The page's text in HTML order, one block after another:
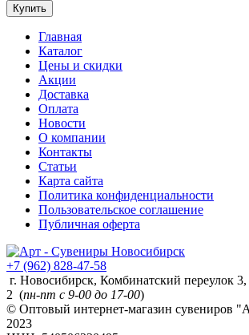
Купить
Главная
Каталог
Цены и скидки
Акции
Доставка
Оплата
Новости
О компании
Контакты
Статьи
Карта сайта
Политика конфиденциальности
Пользовательское соглашение
Публичная оферта
+7 (962) 828-47-58
г. Новосибирск, Комбинатский переулок 3,
2 (пн-пт с 9-00 до 17-00)
© Оптовый интернет-магазин сувениров
2023